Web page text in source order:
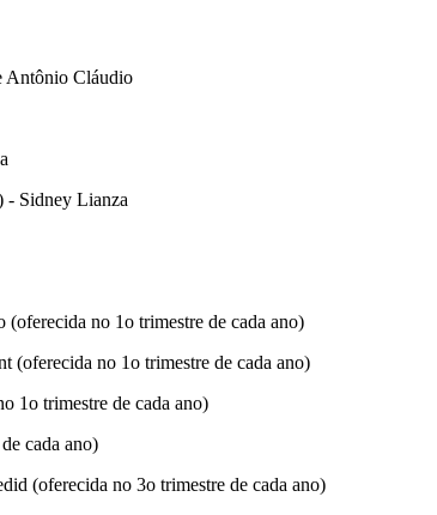
Antônio Cláudio
- Sidney Lianza
no 1o trimestre de cada ano)
no 1o trimestre de cada ano)
1o trimestre de cada ano)
cada ano)
(oferecida no 3o trimestre de cada ano)